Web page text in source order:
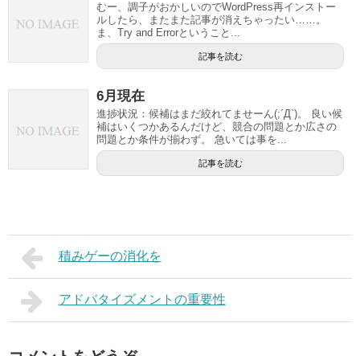
むー、調子がおかしいのでWordPress再インストー
ルしたら、またまた記事が消えちゃったい……。
ま、Try and Errorということ...
記事を読む
6月現在
進捗状況：候補はまだ絞れてませーん(;´Д`)。 良い候
補はいくつかあるんだけど、競合の問題とか広さの
問題とか条件が揃わず。 急いては事を...
記事を読む
積みゲーの消化を
アドバタイズメントの重要性